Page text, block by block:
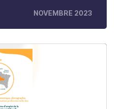
NOVEMBRE 2023